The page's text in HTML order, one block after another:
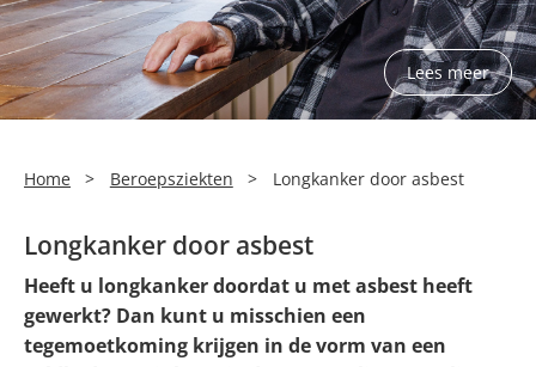
Silicose
Very Brief Work Advice Lees meer
Home > Beroepsziekten > Longkanker door asbest
Longkanker door asbest
Heeft u longkanker doordat u met asbest heeft
gewerkt? Dan kunt u misschien een
tegemoetkoming krijgen in de vorm van een